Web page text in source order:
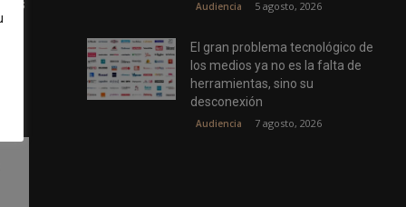
Audiencia 5 agosto, 2026
El gran problema tecnológico de
los medios ya no es la falta de
herramientas, sino su
desconexión
Audiencia 7 agosto, 2026